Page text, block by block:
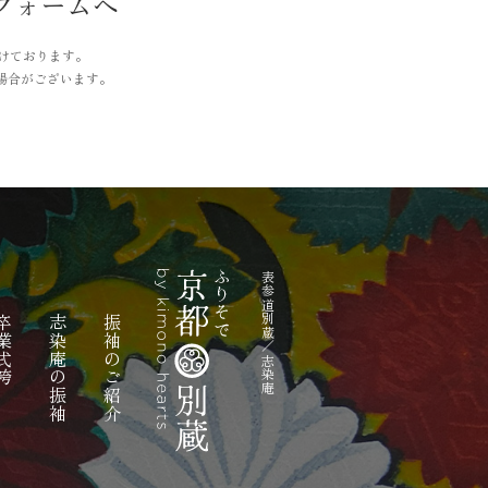
おります。
がございます。
表参道別蔵／志染庵
振袖のご紹介
志染庵の振袖
袴